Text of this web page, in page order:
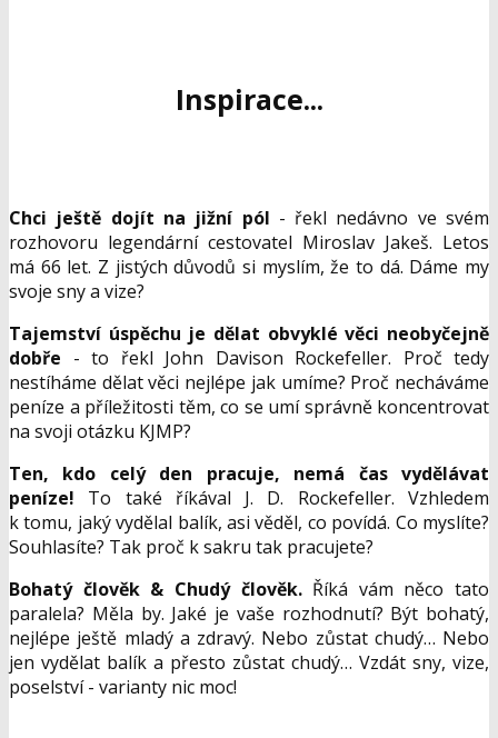
Inspirace...
Chci ještě dojít na jižní pól - řekl nedávno ve svém
rozhovoru legendární cestovatel Miroslav Jakeš. Letos
má 66 let. Z jistých důvodů si myslím, že to dá. Dáme my
svoje sny a vize?
Tajemství úspěchu je dělat obvyklé věci neobyčejně
dobře - to řekl John Davison Rockefeller. Proč tedy
nestíháme dělat věci nejlépe jak umíme? Proč necháváme
peníze a příležitosti těm, co se umí správně koncentrovat
na svoji otázku KJMP?
Ten, kdo celý den pracuje, nemá čas vydělávat
peníze! To také říkával J. D. Rockefeller. Vzhledem
k tomu, jaký vydělal balík, asi věděl, co povídá. Co myslíte?
Souhlasíte? Tak proč k sakru tak pracujete?
Bohatý člověk & Chudý člověk.Říká vám něco tato
paralela? Měla by. Jaké je vaše rozhodnutí? Být bohatý,
nejlépe ještě mladý a zdravý. Nebo zůstat chudý… Nebo
jen vydělat balík a přesto zůstat chudý… Vzdát sny, vize,
poselství - varianty nic moc!